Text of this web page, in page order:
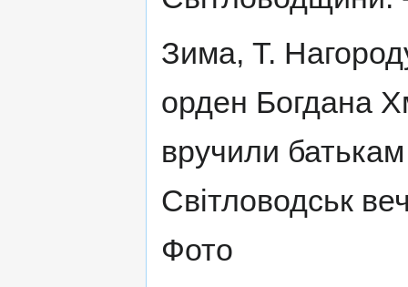
Зима, Т.
орден Богдана
вручили
Світловодськ
Фото